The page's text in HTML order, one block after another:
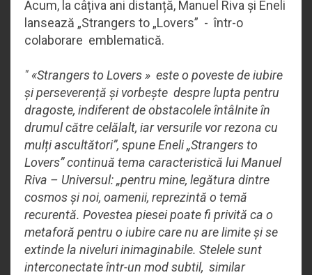
Acum, la câțiva ani distanță, Manuel Riva și Eneli
lansează „Strangers to „Lovers” - într-o
colaborare emblematică.
" «Strangers to Lovers » este o poveste de iubire
și perseverență și vorbește despre lupta pentru
dragoste, indiferent de obstacolele întâlnite în
drumul către celălalt, iar versurile vor rezona cu
mulți ascultători”, spune Eneli „Strangers to
Lovers” continuă tema caracteristică lui Manuel
Riva – Universul: „pentru mine, legătura dintre
cosmos și noi, oamenii, reprezintă o temă
recurentă. Povestea piesei poate fi privită ca o
metaforă pentru o iubire care nu are limite și se
extinde la niveluri inimaginabile. Stelele sunt
interconectate într-un mod subtil, similar